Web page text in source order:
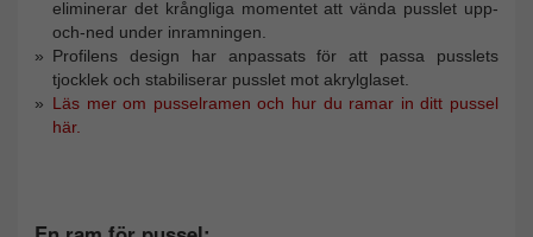
eliminerar det krångliga momentet att vända pusslet upp-
och-ned under inramningen.
Profilens design har anpassats för att passa pusslets
tjocklek och stabiliserar pusslet mot akrylglaset.
Läs mer om pusselramen och hur du ramar in ditt pussel
här.